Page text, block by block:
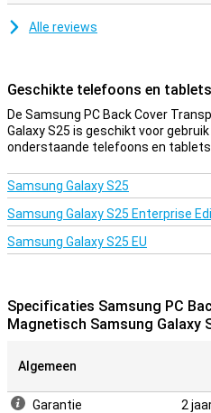
Alle reviews
Geschikte telefoons en tablets
De Samsung PC Back Cover
Galaxy S25 is geschikt voor
onderstaande telefoons en tablets.
Samsung Galaxy S25
Samsung Galaxy S25 Enterprise
Samsung Galaxy S25 EU
Specificaties Samsung PC
Magnetisch Samsung Galaxy
Algemeen
Garantie
2